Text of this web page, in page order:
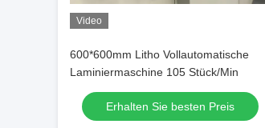
Video
600*600mm Litho Vollautomatische
Laminiermaschine 105 Stück/Min
Erhalten Sie besten Preis